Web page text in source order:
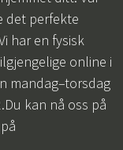
det perfekte
har en fysisk
online i
mandag–torsdag
kan nå oss på